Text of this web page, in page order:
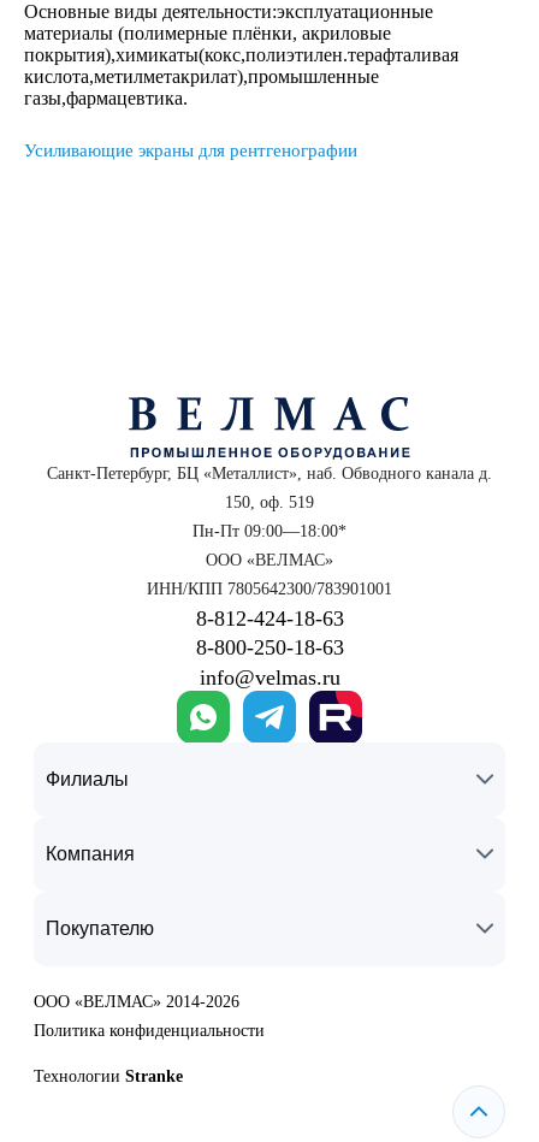
Основные виды деятельности:эксплуатационные
материалы (полимерные плёнки, акриловые
покрытия),химикаты(кокс,полиэтилен.терафталивая
кислота,метилметакрилат),промышленные
газы,фармацевтика.
Усиливающие экраны для рентгенографии
Санкт-Петербург, БЦ «Металлист», наб. Обводного канала д.
150, оф. 519
Пн-Пт 09:00—18:00*
ООО «ВЕЛМАС»
ИНН/КПП 7805642300/783901001
8‑812‑424‑18‑63
8‑800‑250‑18‑63
info@velmas.ru
Филиалы
Компания
Покупателю
ООО «ВЕЛМАС» 2014-2026
Политика конфиденциальности
Технологии Stranke